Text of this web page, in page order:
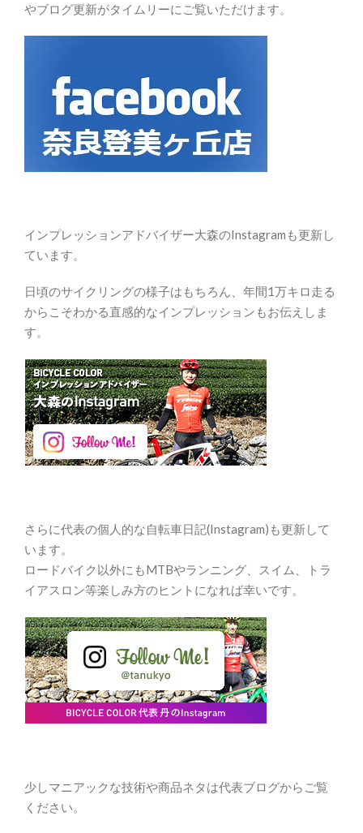
やブログ更新がタイムリーにご覧いただけます。
インプレッションアドバイザー大森のInstagramも更新し
ています。
日頃のサイクリングの様子はもちろん、年間1万キロ走る
からこそわかる直感的なインプレッションもお伝えしま
す。
さらに代表の個人的な自転車日記(Instagram)も更新して
います。
ロードバイク以外にもMTBやランニング、スイム、トラ
イアスロン等楽しみ方のヒントになれば幸いです。
少しマニアックな技術や商品ネタは代表ブログからご覧
ください。